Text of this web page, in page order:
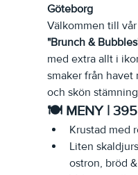
Göteborg
Välkommen till
"Brunch &
med extra allt i
smaker från
och skön
🍽 MENY |
Krustad med
Liten
ostron, bröd